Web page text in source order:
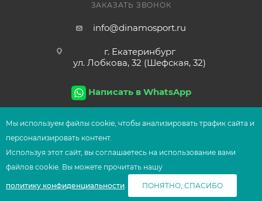
В КОРЗИНУ
ЗАКАЗАТЬ ЗВОНОК
info@dinamosport.ru
г. Екатеринбург
ул. Лобкова, 32 (Шефская, 32)
Написать в WhatsApp
2026© Сеть магазинов UFOsport
Мы используем файлы сооkіе, чтобы анализировать трафик сайта и
персонализировать контент.
Используя этот сайт, вы соглашаетесь на использование вами
файлов сооkіе. Вы можете прочитать нашу
политику конфиденциальности.
ПОНЯТНО, СПАСИБО